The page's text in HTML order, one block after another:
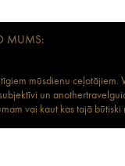
MUMS:
mūsdienu
un
vai kaut kas tajā